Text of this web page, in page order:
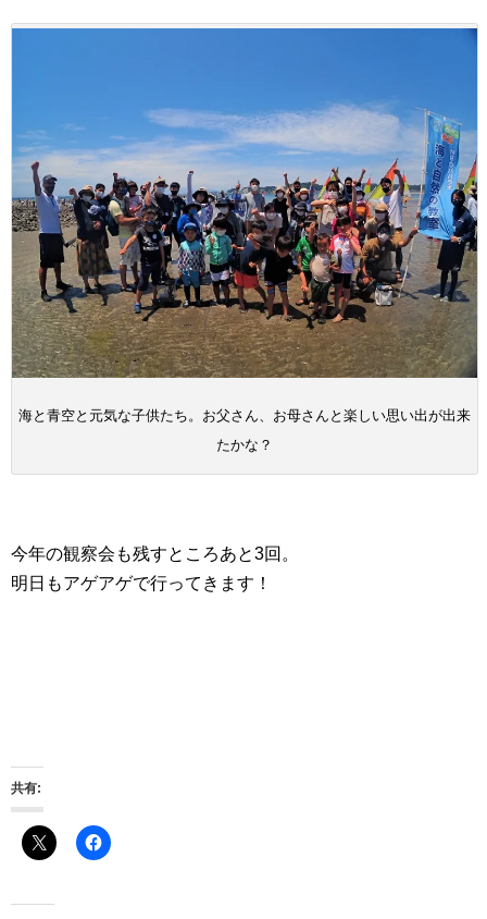
海と青空と元気な子供たち。お父さん、お母さんと楽しい思い出が出来
たかな？
今年の観察会も残すところあと3回。
明日もアゲアゲで行ってきます！
共有: